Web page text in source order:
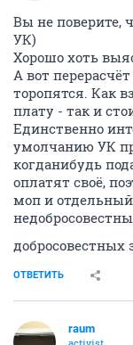
Вы не поверите,
УК)
Хорошо хоть
А вот
торопятся. Как
плату - так и
Единственно
умолчанию УК
когданибудь
оплатят своё,
моп и
добросовестных
ОТВЕТИТЬ
raum